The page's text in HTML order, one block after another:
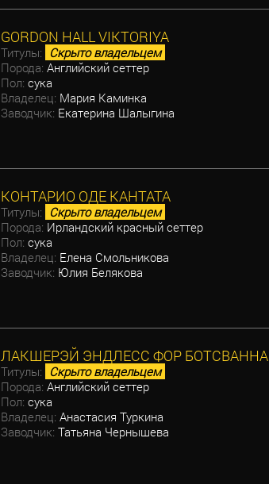
GORDON HALL VIKTORIYA
Титулы: Скрыто владельцем
Порода: Английский сеттер
Пол: сука
Владелец: Мария Каминка
Заводчик: Екатерина Шалыгина
КОНТАРИО ОДЕ КАНТАТА
Титулы: Скрыто владельцем
Порода: Ирландский красный сеттер
Пол: сука
Владелец: Елена Смольникова
Заводчик: Юлия Белякова
ЛАКШЕРЭЙ ЭНДЛЕСС ФОР БОТСВАННА
Титулы: Скрыто владельцем
Порода: Английский сеттер
Пол: сука
Владелец: Анастасия Туркина
Заводчик: Татьяна Чернышева